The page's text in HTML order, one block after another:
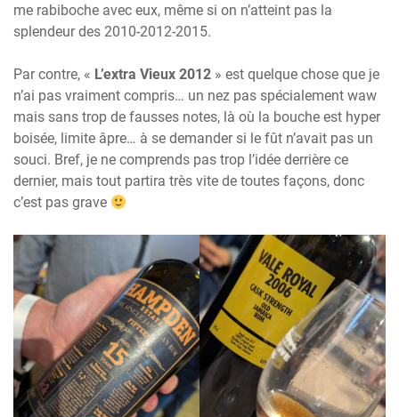
me rabiboche avec eux, même si on n’atteint pas la
splendeur des 2010-2012-2015.
Par contre, « L’extra Vieux 2012 » est quelque chose que je
n’ai pas vraiment compris… un nez pas spécialement waw
mais sans trop de fausses notes, là où la bouche est hyper
boisée, limite âpre… à se demander si le fût n’avait pas un
souci. Bref, je ne comprends pas trop l’idée derrière ce
dernier, mais tout partira très vite de toutes façons, donc
c’est pas grave